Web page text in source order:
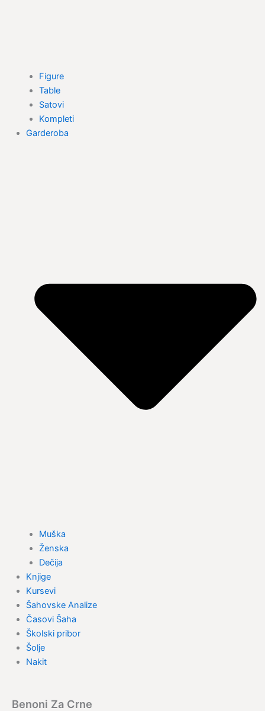
Figure
Table
Satovi
Kompleti
Garderoba
Muška
Ženska
Dečija
Knjige
Kursevi
Šahovske Analize
Časovi Šaha
Školski pribor
Šolje
Nakit
Benoni Za Crne